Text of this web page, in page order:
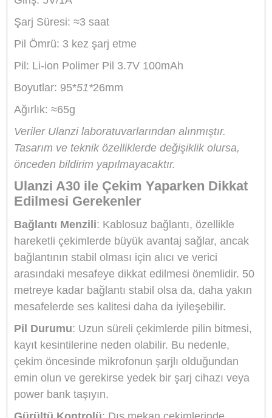
Ulanzi A30, profesyonel seviyede ses
yapmak için tasarlanmıştır. Yüksek kaliteli
yakalama özellikleri, içerik üreticilerine net
ses kaydınızın doğal olmasını sağlar.
ses netliği, video prodüksiyonlarınıza
profesyonellik katacaktır.
Taşınabilir ve Hafif Tasarım
Mikrofonun hafifliği ve taşınabilirliği, uzun
süreli kullanımda rahatlık sağlar. Boyutları
tasarımı sayesinde, mikrofonu her an
yanınızda taşıyabilir ve kullanabilirsiniz.
Çekim sırasında size maksimum hareket
özgürlüğü tanır.
Teknik Özellikler
Verici Giriş
Giriş: 5V/1A
Şarj Süresi: ≈1.5 saat